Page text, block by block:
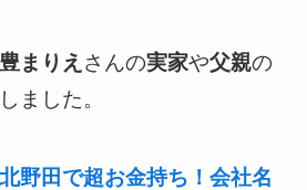
まりえ さんの実家や父親の
ました。
田で超お金持ち！会社名